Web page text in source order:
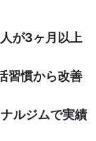
が3ヶ月以上
習慣から改善
ルジムで実績